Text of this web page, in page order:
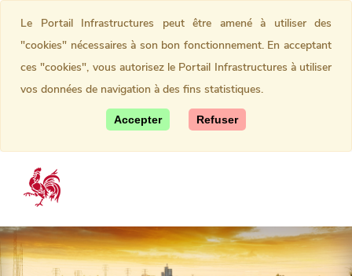
Le Portail Infrastructures peut être amené à utiliser des
"cookies" nécessaires à son bon fonctionnement. En acceptant
ces "cookies", vous autorisez le Portail Infrastructures à utiliser
vos données de navigation à des fins statistiques.
Accepter Refuser